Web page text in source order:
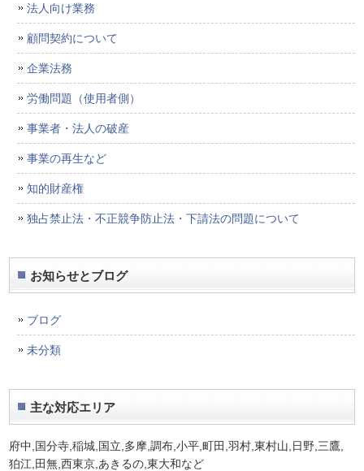
法人向け業務
顧問契約について
企業法務
労働問題（使用者側）
事業者・法人の破産
事業の再生など
知的財産権
独占禁止法・不正競争防止法・下請法の問題について
お知らせとブログ
ブログ
未分類
主な対応エリア
府中,国分寺,稲城,国立,多摩,調布,小平,町田,羽村,東村山,日野,三鷹,
狛江,田無,西東京,あきるの,東大和など